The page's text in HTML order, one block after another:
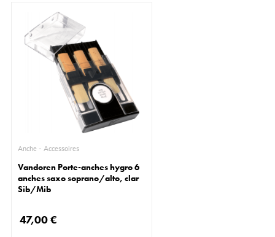
Anche - Accessoires
Vandoren Porte-anches hygro 6
anches saxo soprano/alto, clar
Sib/Mib
47,00 €